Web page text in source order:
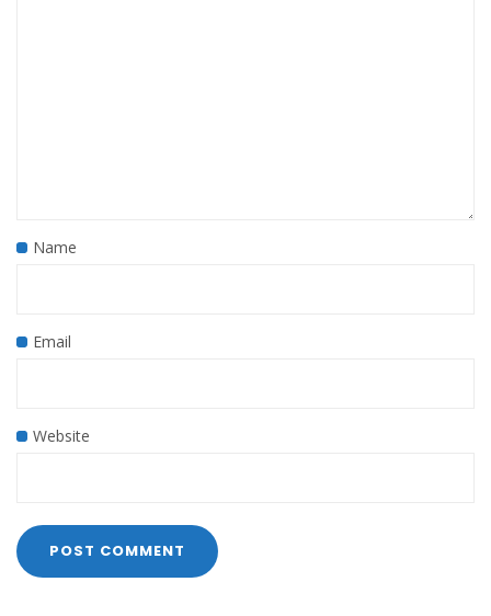
Name
Email
Website